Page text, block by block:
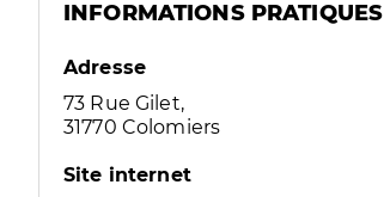
INFORMATIONS PRATIQUES
Adresse
73 Rue Gilet,
31770 Colomiers
Site internet